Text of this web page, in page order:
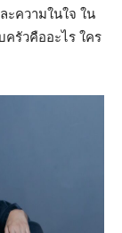
ความในใจ ใน
รัวคืออะไร ใคร